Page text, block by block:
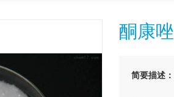
酮康唑
简要描述：